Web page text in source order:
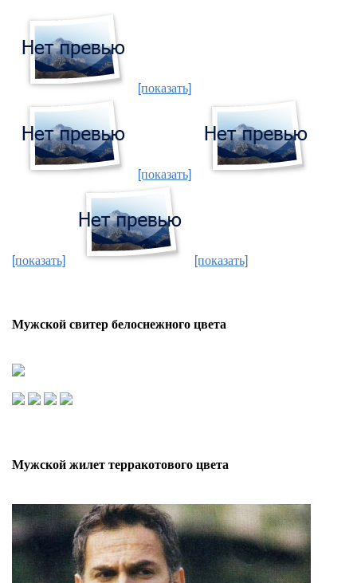
[показать]
[показать]
[показать] [показать]
Мужской свитер белоснежного цвета
Мужской жилет терракотового цвета